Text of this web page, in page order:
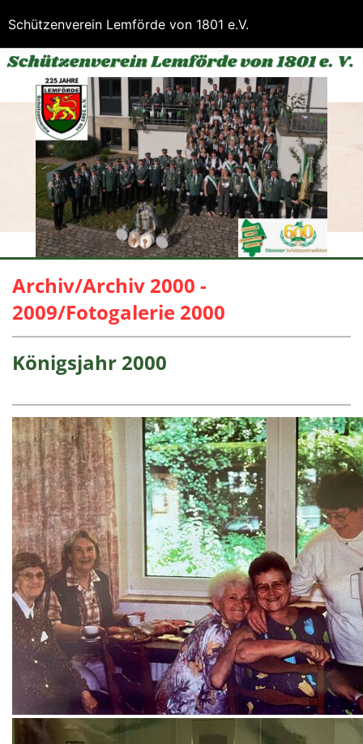
Archiv/Archiv 2000 -
2009/Fotogalerie 2000
Königsjahr 2000
Schützenverein Lemförde von 1801 e.V.